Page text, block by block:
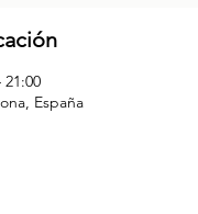
21:00
España